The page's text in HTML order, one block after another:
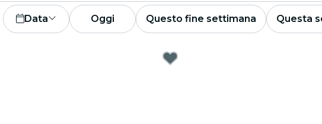
Data Oggi Questo fine settimana Questa